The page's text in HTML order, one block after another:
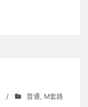
/ 普通, M套路